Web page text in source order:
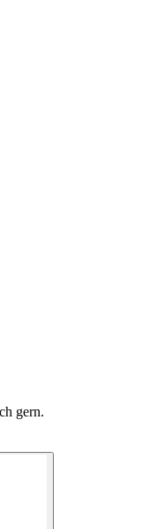
gern.